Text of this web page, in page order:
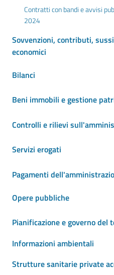
Contratti con bandi e avvisi
2024
Sovvenzioni, contributi,
economici
Bilanci
Beni immobili e gestione
Controlli e rilievi
Servizi erogati
Pagamenti
Opere pubbliche
Pianificazione e governo del
Informazioni ambientali
Strutture sanitarie private